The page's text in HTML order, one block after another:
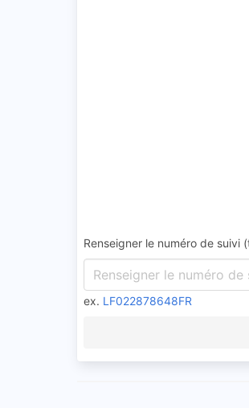
Renseigner le numéro de suivi
ex. LF022878648FR